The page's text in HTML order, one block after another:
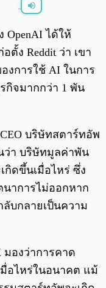
0:00 / 0:00
OpenAI ได้ให้
ตั้ง Reddit ว่า เขา
งการใช้ AI ในการ
กิจมากกว่า 1 พัน
บริษัทสตาร์ทอัพ
ว่า บริษัทมูลค่าพัน
กิดขึ้นเมื่อไหร่ ซึ่ง
าการไม่ออกหาก
บกลายเป็นความ
มองว่าการคาด
อไหร่ในอนาคต แม้